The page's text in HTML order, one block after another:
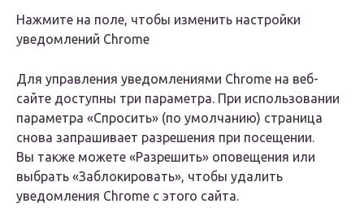
Нажмите на поле, чтобы изменить настройки
уведомлений Chrome
Для управления уведомлениями Chrome на веб-
сайте доступны три параметра. При использовании
параметра «Спросить» (по умолчанию) страница
снова запрашивает разрешения при посещении.
Вы также можете «Разрешить» оповещения или
выбрать «Заблокировать», чтобы удалить
уведомления Chrome с этого сайта.